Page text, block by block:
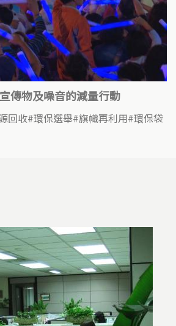
傳物及噪音的減量行動
回收 環保選舉 旗幟再利用 環保袋